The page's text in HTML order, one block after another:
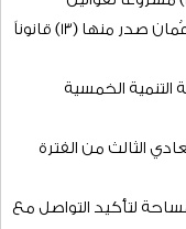
برصيد من العمل
ويتوافق مع
عمان 2040، مدركاً حجم المسؤولية المسندة
متابعة في النصف الأول من الفترة